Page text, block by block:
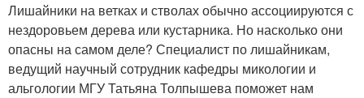
Лишайники на ветках и стволах обычно ассоциируются с
нездоровьем дерева или кустарника. Но насколько они
опасны на самом деле? Специалист по лишайникам,
ведущий научный сотрудник кафедры микологии и
альгологии МГУ Татьяна Толпышева поможет нам